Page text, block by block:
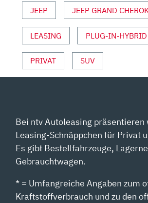
YOUTUBE
ANZEIGEN
JEEP JEEP GRAND
LEASING PLUG-IN-HYBRID
PRIVAT SUV
Bei ntv Autoleasing präsentieren
Leasing-Schnäppchen für Privat
Es gibt Bestellfahrzeuge,
Gebrauchtwagen.
* = Umfangreiche Angaben zum
Kraftstoffverbrauch und zu den